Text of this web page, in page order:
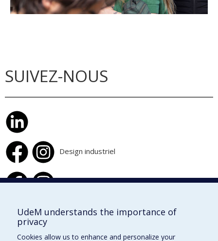
SUIVEZ-NOUS
Design industriel
Design d'intérieur
École de design
UdeM understands the importance of
privacy
Cookies allow us to enhance and personalize your